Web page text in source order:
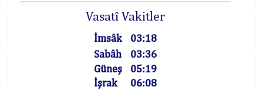
Vasatî Vakitler
İmsâk
03:18
Sabâh
03:36
Güneş
05:19
İşrak
06:08